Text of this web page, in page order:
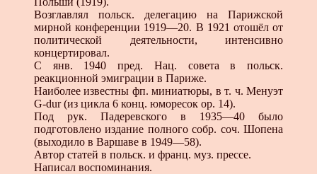
Возглавлял польск. делегацию на Парижской
мирной конференции 1919—20. В 1921 отошёл от
политической деятельности, интенсивно
концертировал.
С янв. 1940 пред. Нац. совета в польск.
реакционной эмиграции в Париже.
Наиболее известны фп. миниатюры, в т. ч. Менуэт
G-dur (из цикла 6 конц. юморесок ор. 14).
Под рук. Падеревского в 1935—40 было
подготовлено издание полного собр. соч. Шопена
(выходило в Варшаве в 1949—58).
Автор статей в польск. и франц. муз. прессе.
Написал воспоминания.